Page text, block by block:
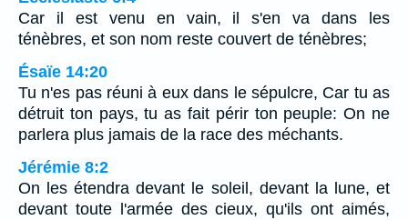
Car il est venu en vain, il s'en va dans les
ténèbres, et son nom reste couvert de ténèbres;
Ésaïe 14:20
Tu n'es pas réuni à eux dans le sépulcre, Car tu as
détruit ton pays, tu as fait périr ton peuple: On ne
parlera plus jamais de la race des méchants.
Jérémie 8:2
On les étendra devant le soleil, devant la lune, et
devant toute l'armée des cieux, qu'ils ont aimés,